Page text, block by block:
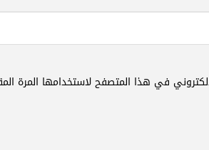
في هذا المتصفح لاستخدامها المرة